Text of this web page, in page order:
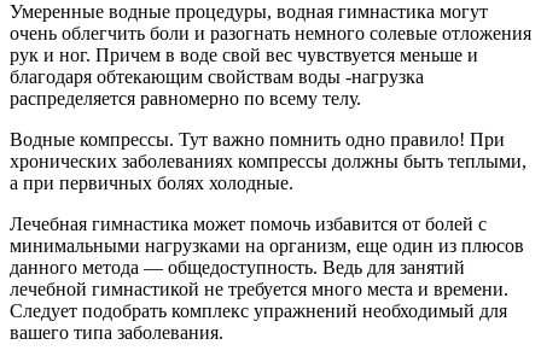
Умеренные водные процедуры, водная гимнастика могут
очень облегчить боли и разогнать немного солевые отложения
рук и ног. Причем в воде свой вес чувствуется меньше и
благодаря обтекающим свойствам воды -нагрузка
распределяется равномерно по всему телу.
Водные компрессы. Тут важно помнить одно правило! При
хронических заболеваниях компрессы должны быть теплыми,
а при первичных болях холодные.
Лечебная гимнастика может помочь избавится от болей с
минимальными нагрузками на организм, еще один из плюсов
данного метода — общедоступность. Ведь для занятий
лечебной гимнастикой не требуется много места и времени.
Следует подобрать комплекс упражнений необходимый для
вашего типа заболевания.